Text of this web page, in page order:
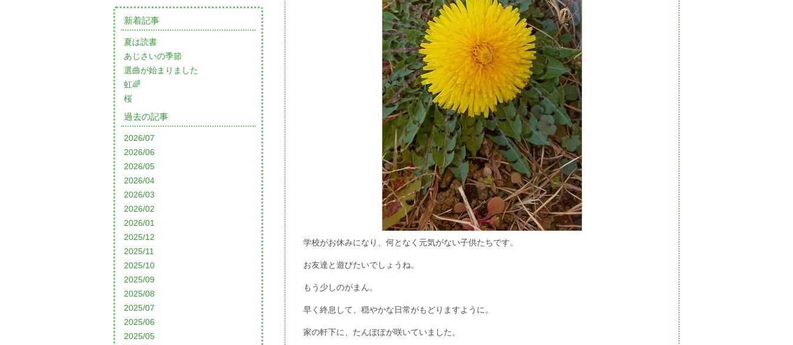
新着記事
夏は読書
あじさいの季節
選曲が始まりました
虹🌈
桜
過去の記事
2026/07
2026/06
2026/05
2026/04
2026/03
2026/02
2026/01
2025/12
2025/11
2025/10
2025/09
2025/08
2025/07
2025/06
2025/05
学校がお休みになり、何となく元気がない子供たちです。
お友達と遊びたいでしょうね。
もう少しのがまん。
早く終息して、穏やかな日常がもどりますように。
家の軒下に、たんぽぽが咲いていました。